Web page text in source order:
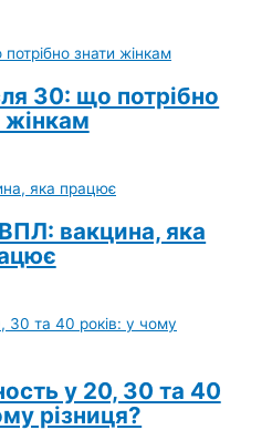
30: що потрібно
жінкам
вакцина, яка
у 20, 30 та 40
різниця?